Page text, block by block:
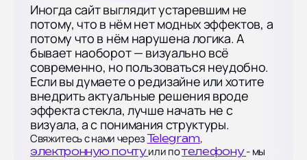
Иногда сайт выглядит устаревшим не
потому, что в нём нет модных эффектов, а
потому что в нём нарушена логика. А
бывает наоборот — визуально всё
современно, но пользоваться неудобно.
Если вы думаете о редизайне или хотите
внедрить актуальные решения вроде
эффекта стекла, лучше начать не с
визуала, а с понимания структуры.
Свяжитесь с нами черезTelegram,
электронную почтуили потелефону- мы